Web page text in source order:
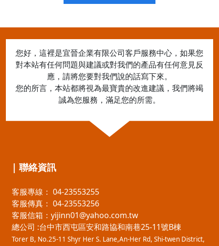
您好，這裡是宜晉企業有限公司客戶服務中心，如果您
對本站有任何問題與建議或對我們的產品有任何意見反
應，請將您要對我們說的話寫下來。
您的所言，本站都將視為最寶貴的改進建議，我們將竭
誠為您服務，滿足您的所需。
| 聯絡資訊
客服專線： 04-23553255
客服傳真： 04-23553256
客服信箱：yijinn01@yahoo.com.tw
總公司 :台中市西屯區安和路協和南巷25-11號B棟
Torer B, No.25-11 Shyr Her S. Lane,An-Her Rd, Shi-twen District,